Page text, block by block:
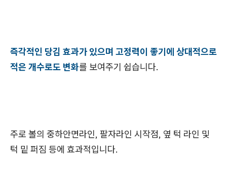
즉각적인 당김 효과가 있으며 고정력이 좋기에 상대적으로
적은 개수로도 변화를 보여주기 쉽습니다.
주로 볼의 중하안면라인, 팔자라인 시작점, 옆 턱 라인 및
턱 밑 퍼짐 등에 효과적입니다.